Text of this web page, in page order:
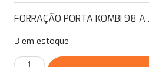
FORRAÇÃO PORTA KOMBI 98 A
3 em estoque